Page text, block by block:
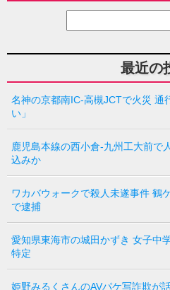
最近の
名神の京都南IC-高槻JCTで火災 通
い」
鹿児島本線の西小倉-九州工大前で
込みか
ワカバウォークで殺人未遂事件 鶴
で逮捕
愛知県東海市の城田かずき 女子中
特定
姫野みるくさんのAVパケ写詐欺が